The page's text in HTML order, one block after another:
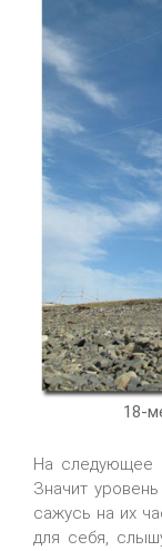
18-
На следующее
Значит
сажусь на их
для себя,